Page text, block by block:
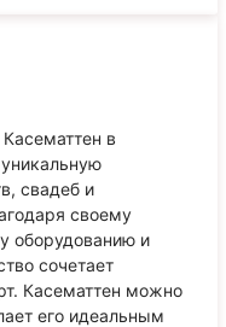
в
свадеб и
своему
оборудованию и
сочетает
Касематтен можно
его идеальным